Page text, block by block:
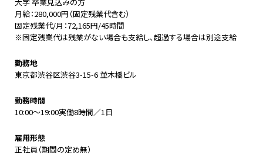
月給：280,000円（固定残業代含む）
固定残業代/月：72,165円/45時間
※固定残業代は残業がない場合も支給し、超過する場合は別途支給
勤務地
東京都渋谷区渋谷3-15-6 並木橋ビル
勤務時間
10:00～19:00実働8時間／1日
雇用形態
正社員（期間の定め無）